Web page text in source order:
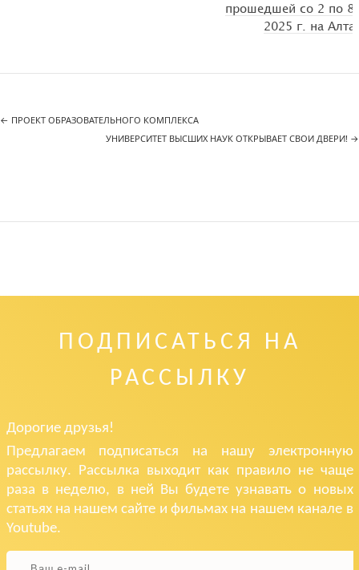
прошедшей со 2 по 8
2025 г. на
← ПРОЕКТ ОБРАЗОВАТЕЛЬНОГО КОМПЛЕКСА
УНИВЕРСИТЕТ ВЫСШИХ НАУК ОТКРЫВАЕТ СВОИ ДВЕРИ! →
ПОДПИСАТЬСЯ НА
РАССЫЛКУ
Дорогие друзья!
Предлагаем подписаться на нашу электронную
рассылку. Рассылка выходит как правило не чаще
раза в неделю, в ней Вы будете узнавать о новых
статьях на нашем сайте и фильмах на нашем канале в
Youtube.